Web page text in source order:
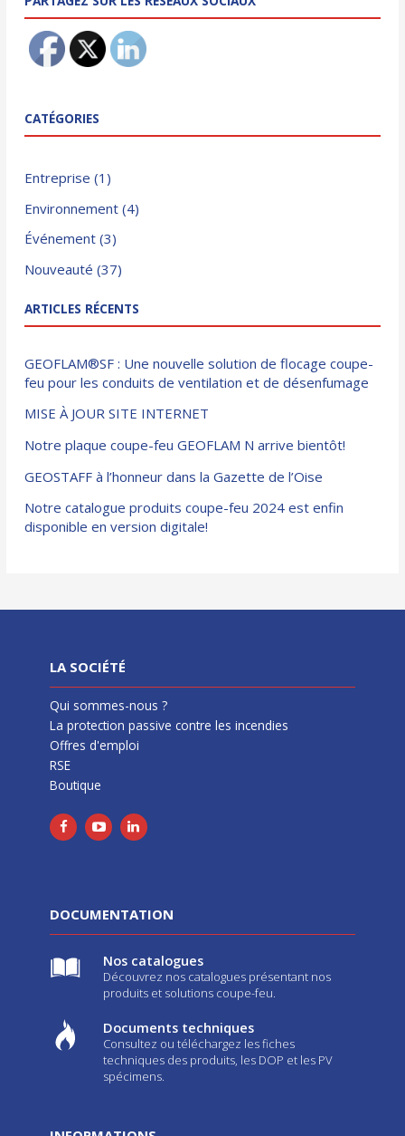
CATÉGORIES
Entreprise (1)
Environnement (4)
Événement (3)
Nouveauté (37)
ARTICLES RÉCENTS
GEOFLAM®SF : Une nouvelle solution de flocage coupe-
feu pour les conduits de ventilation et de désenfumage
MISE À JOUR SITE INTERNET
Notre plaque coupe-feu GEOFLAM N arrive bientôt!
GEOSTAFF à l’honneur dans la Gazette de l’Oise
Notre catalogue produits coupe-feu 2024 est enfin
disponible en version digitale!
LA SOCIÉTÉ
Qui sommes-nous ?
La protection passive contre les incendies
Offres d'emploi
RSE
Boutique
DOCUMENTATION
Nos catalogues
Découvrez nos catalogues présentant nos
produits et solutions coupe-feu.
Documents techniques
Consultez ou téléchargez les fiches
techniques des produits, les DOP et les PV
spécimens.